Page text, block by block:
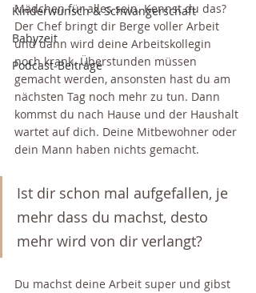
Kinderwunsch & Schwangerschaft
Babyzeit
Podcast-Beiträge
Mädchen für alles sein. Kennst du das?
Der Chef bringt dir Berge voller Arbeit
und dann wird deine Arbeitskollegin
noch krank. Überstunden müssen
gemacht werden, ansonsten hast du am
nächsten Tag noch mehr zu tun. Dann
kommst du nach Hause und der Haushalt
wartet auf dich. Deine Mitbewohner oder
dein Mann haben nichts gemacht.
Ist dir schon mal aufgefallen, je
mehr dass du machst, desto
mehr wird von dir verlangt?
Du machst deine Arbeit super und gibst